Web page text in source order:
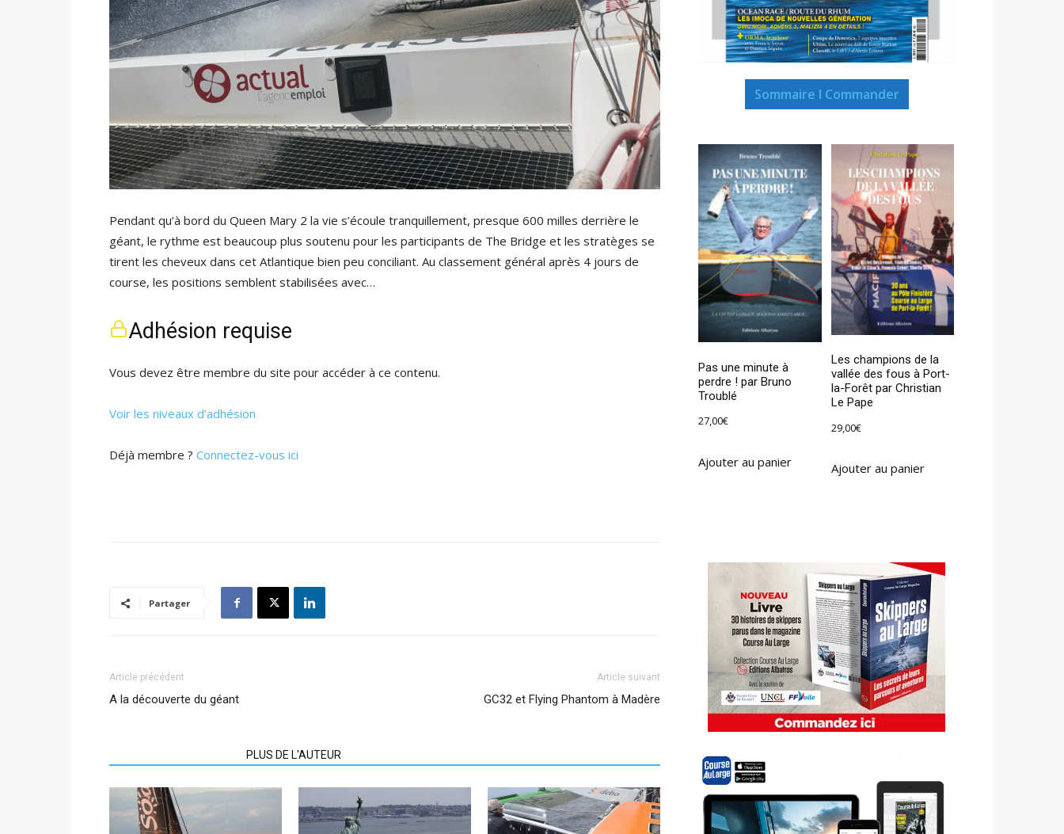
Pendant qu’à bord du Queen Mary 2 la vie s’écoule tranquillement, presque 600 milles derrière le
géant, le rythme est beaucoup plus soutenu pour les participants de The Bridge et les stratèges se
tirent les cheveux dans cet Atlantique bien peu conciliant. Au classement général après 4 jours de
course, les positions semblent stabilisées avec…
Adhésion requise
Vous devez être membre du site pour accéder à ce contenu.
Voir les niveaux d’adhésion
Déjà membre ? Connectez-vous ici
Partager
Article précédent
A la découverte du géant
Article suivant
GC32 et Flying Phantom à Madère
PLUS DE L'AUTEUR
Sommaire I Commander
Pas une minute à
perdre ! par Bruno
Troublé
27,00€
Ajouter au panier
Les champions de la
vallée des fous à Port-
la-Forêt par Christian
Le Pape
29,00€
Ajouter au panier